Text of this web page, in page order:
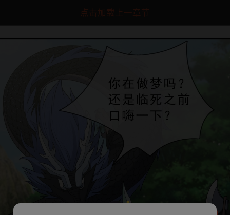
点击加载上一章节